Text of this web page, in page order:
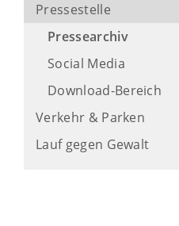
Pressestelle
Pressearchiv
Social Media
Download-Bereich
Verkehr & Parken
Lauf gegen Gewalt